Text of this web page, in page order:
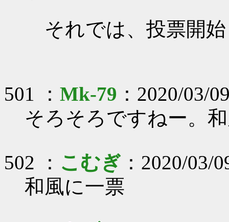
それでは、投票開
501 ： Mk-79 ：2020/03/
そろそろですねー。
502 ： こむぎ ：2020/03/
和風に一票